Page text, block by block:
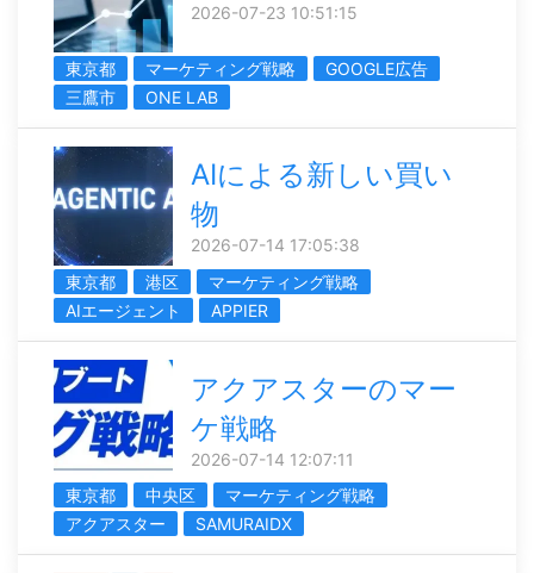
2026-07-23 10:51:15
東京都 マーケティング戦略
GOOGLE広告
三鷹市
ONE LAB
AIによる新しい買い
物
2026-07-14 17:05:38
東京都
港区
マーケティング戦略
AIエージェント
APPIER
アクアスターのマー
ケ戦略
2026-07-14 12:07:11
東京都
中央区
マーケティング戦略
アクアスター
SAMURAIDX